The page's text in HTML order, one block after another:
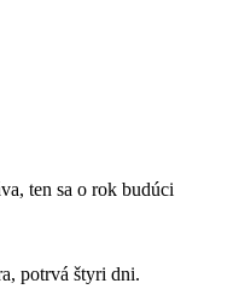
ten sa o rok budúci
potrvá štyri dni.